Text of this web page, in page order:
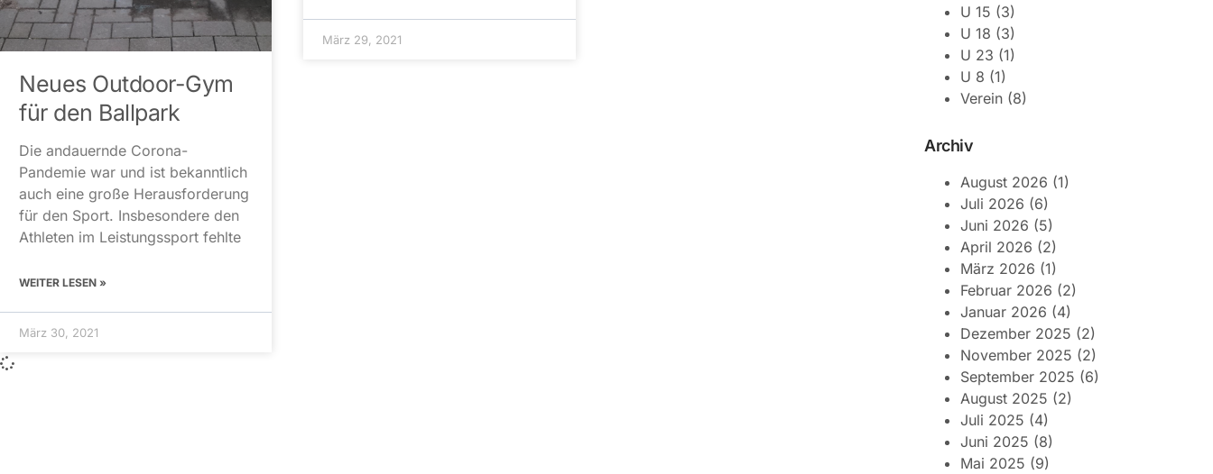
Neues Outdoor-Gym
für den Ballpark
Die andauernde Corona-
Pandemie war und ist bekanntlich
auch eine große Herausforderung
für den Sport. Insbesondere den
Athleten im Leistungssport fehlte
WEITER LESEN »
März 30, 2021
März 29, 2021
U 15 (3)
U 18 (3)
U 23 (1)
U 8 (1)
Verein (8)
Archiv
August 2026 (1)
Juli 2026 (6)
Juni 2026 (5)
April 2026 (2)
März 2026 (1)
Februar 2026 (2)
Januar 2026 (4)
Dezember 2025 (2)
November 2025 (2)
September 2025 (6)
August 2025 (2)
Juli 2025 (4)
Juni 2025 (8)
Mai 2025 (9)